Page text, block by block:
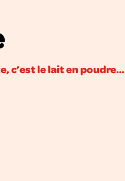
c’est le lait en poudre…